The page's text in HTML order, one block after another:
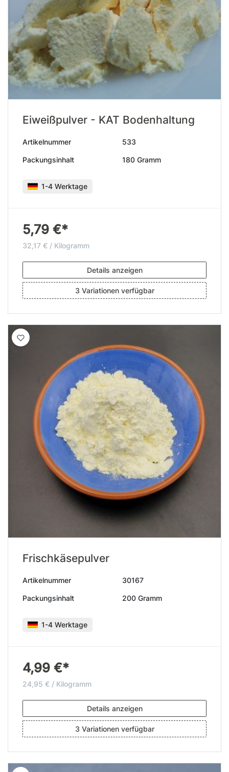
Eiweißpulver - KAT Bodenhaltung
Artikelnummer 533
Packungsinhalt 180 Gramm
1-4 Werktage
5,79 €*
32,17 € / Kilogramm
Details anzeigen
3 Variationen verfügbar
Frischkäsepulver
Artikelnummer 30167
Packungsinhalt 200 Gramm
1-4 Werktage
4,99 €*
24,95 € / Kilogramm
Details anzeigen
3 Variationen verfügbar